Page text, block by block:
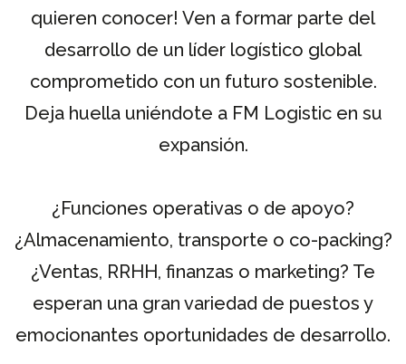
quieren conocer! Ven a formar parte del
desarrollo de un líder logístico global
comprometido con un futuro sostenible.
Deja huella uniéndote a FM Logistic en su
expansión.
¿Funciones operativas o de apoyo?
¿Almacenamiento, transporte o co-packing?
¿Ventas, RRHH, finanzas o marketing? Te
esperan una gran variedad de puestos y
emocionantes oportunidades de desarrollo.